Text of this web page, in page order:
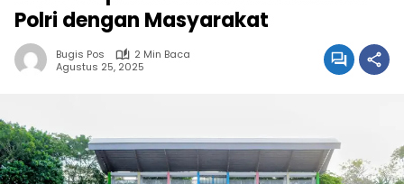
Polri dengan Masyarakat
Bugis Pos
2 Min Baca
Agustus 25, 2025